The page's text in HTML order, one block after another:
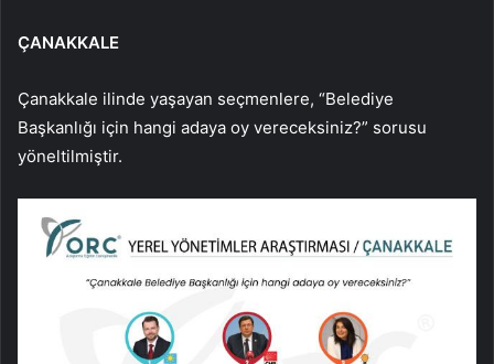
ÇANAKKALE
Çanakkale ilinde yaşayan seçmenlere, “Belediye
Başkanlığı için hangi adaya oy vereceksiniz?” sorusu
yöneltilmiştir.